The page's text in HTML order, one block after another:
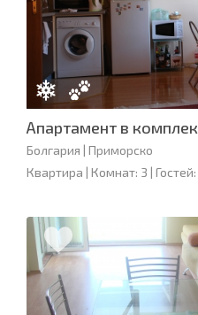
Апартамент в
Болгария | Приморско
Квартира | Комнат: 3 | Гостей: